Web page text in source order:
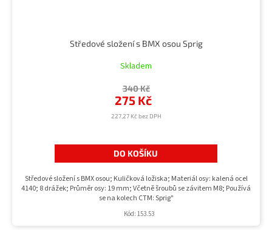
Středové složení s BMX osou Sprig
Skladem
227,27 Kč bez DPH
275 Kč
340 Kč
DO KOŠÍKU
Středové složení s BMX osou; Kuličková ložiska; Materiál osy: kalená ocel
4140; 8 drážek; Průměr osy: 19 mm; Včetně šroubů se závitem M8; Používá
se na kolech CTM: Sprig"
Kód: 153.53